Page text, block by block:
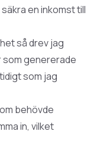
en inkomst till
så drev jag
som genererade
som jag
behövde
in, vilket